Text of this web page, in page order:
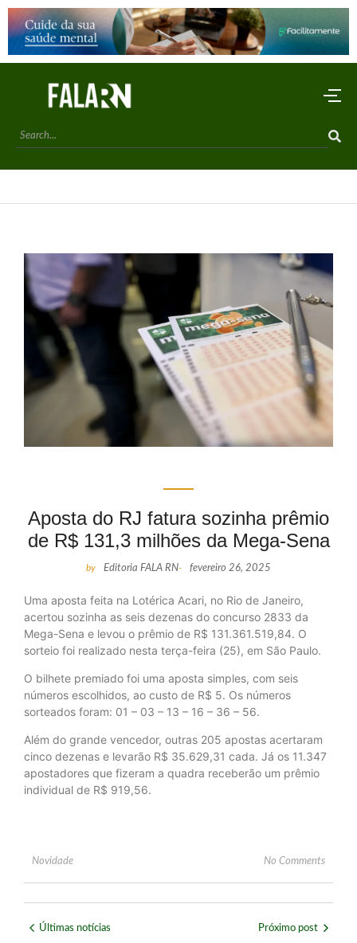
Aposta do RJ fatura sozinha prêmio
de R$ 131,3 milhões da Mega-Sena
by Editoria FALA RN- fevereiro 26, 2025
Uma aposta feita na Lotérica Acari, no Rio de Janeiro,
acertou sozinha as seis dezenas do concurso 2833 da
Mega-Sena e levou o prêmio de R$ 131.361.519,84. O
sorteio foi realizado nesta terça-feira (25), em São Paulo.
O bilhete premiado foi uma aposta simples, com seis
números escolhidos, ao custo de R$ 5. Os números
sorteados foram: 01 – 03 – 13 – 16 – 36 – 56.
Além do grande vencedor, outras 205 apostas acertaram
cinco dezenas e levarão R$ 35.629,31 cada. Já os 11.347
apostadores que fizeram a quadra receberão um prêmio
individual de R$ 919,56.
Novidade No Comments
Últimas notícias Próximo post